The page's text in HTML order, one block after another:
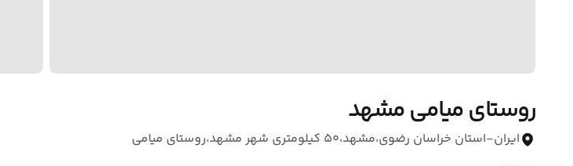
روستای میامی مشهد
ایران-استان خراسان رضوی،مشهد،۵۰ کیلومتری شهر مشهد،روستای میامی